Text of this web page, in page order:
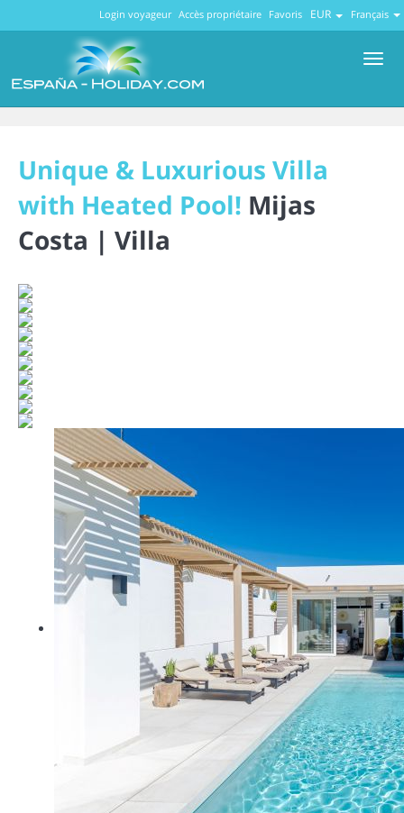
Français
EUR
Favoris
Accès propriétaire
Login voyageur
Unique & Luxurious Villa
with Heated Pool! Mijas
Costa | Villa